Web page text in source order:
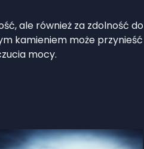
ale również za zdolność do
kamieniem może przynieść
mocy.